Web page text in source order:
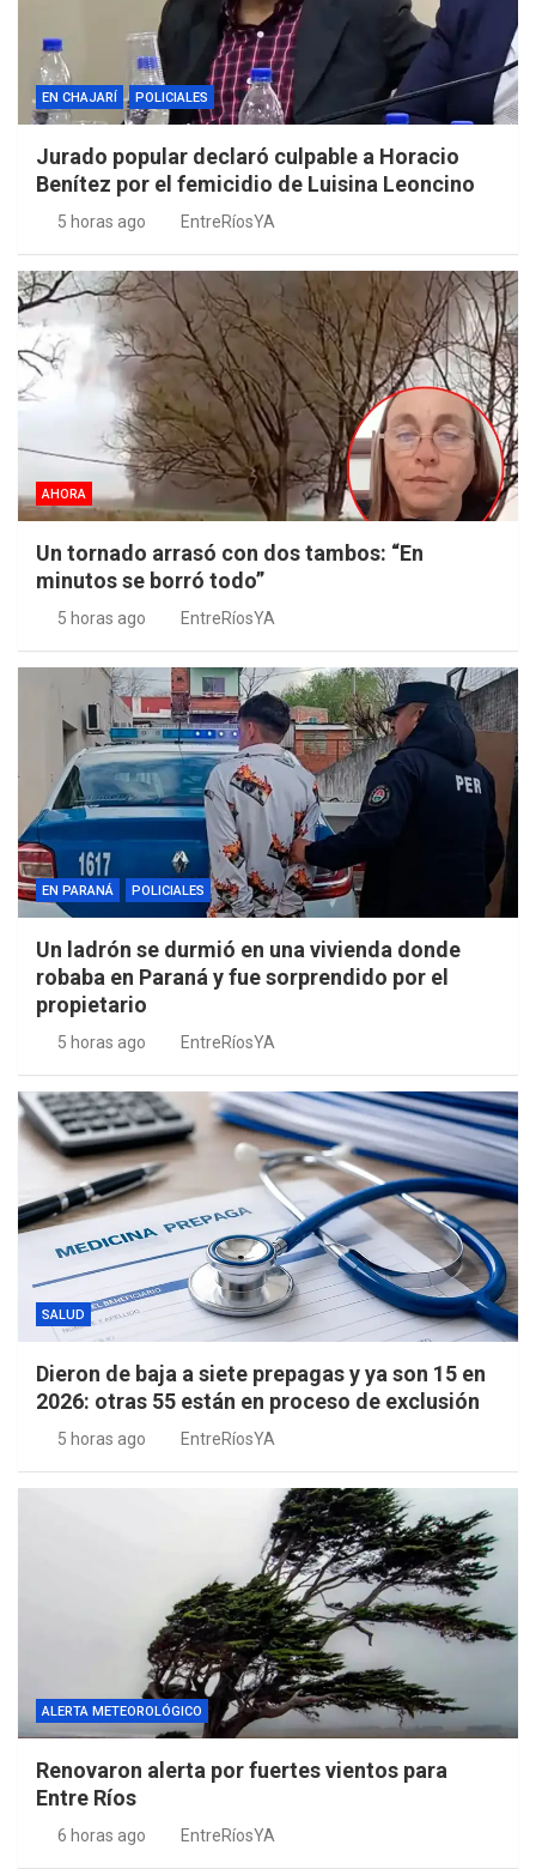
EN CHAJARÍ POLICIALES
Jurado popular declaró culpable a Horacio
Benítez por el femicidio de Luisina Leoncino
5 horas ago EntreRíosYA
AHORA
Un tornado arrasó con dos tambos: “En
minutos se borró todo”
5 horas ago EntreRíosYA
EN PARANÁ POLICIALES
Un ladrón se durmió en una vivienda donde
robaba en Paraná y fue sorprendido por el
propietario
5 horas ago EntreRíosYA
SALUD
Dieron de baja a siete prepagas y ya son 15 en
2026: otras 55 están en proceso de exclusión
5 horas ago EntreRíosYA
ALERTA METEOROLÓGICO
Renovaron alerta por fuertes vientos para
Entre Ríos
6 horas ago EntreRíosYA